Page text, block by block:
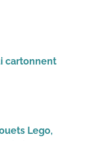
cartonnent
Lego,